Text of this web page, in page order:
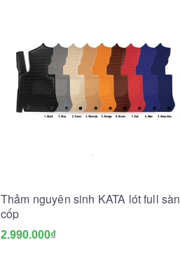
Thảm nguyên sinh KATA lót full sàn
cốp
2.990.000₫